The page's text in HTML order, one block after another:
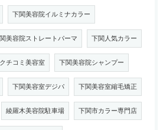
下関美容院イルミナカラー
美容院ストレートパーマ 下関人気カラー
チコミ美容室 下関美容院シャンプー
下関美容室デジパ 下関美容室縮毛矯正
綾羅木美容院駐車場 下関市カラー専門店